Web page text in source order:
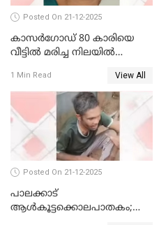
Posted On 21-12-2025
കാസർഗോഡ് 80 കാരിയെ
വീട്ടിൽ മരിച്ച നിലയിൽ
1 Min Read View All
Posted On 21-12-2025
പാലക്കാട്‌
ആൾകൂട്ടക്കൊലപാതകം;